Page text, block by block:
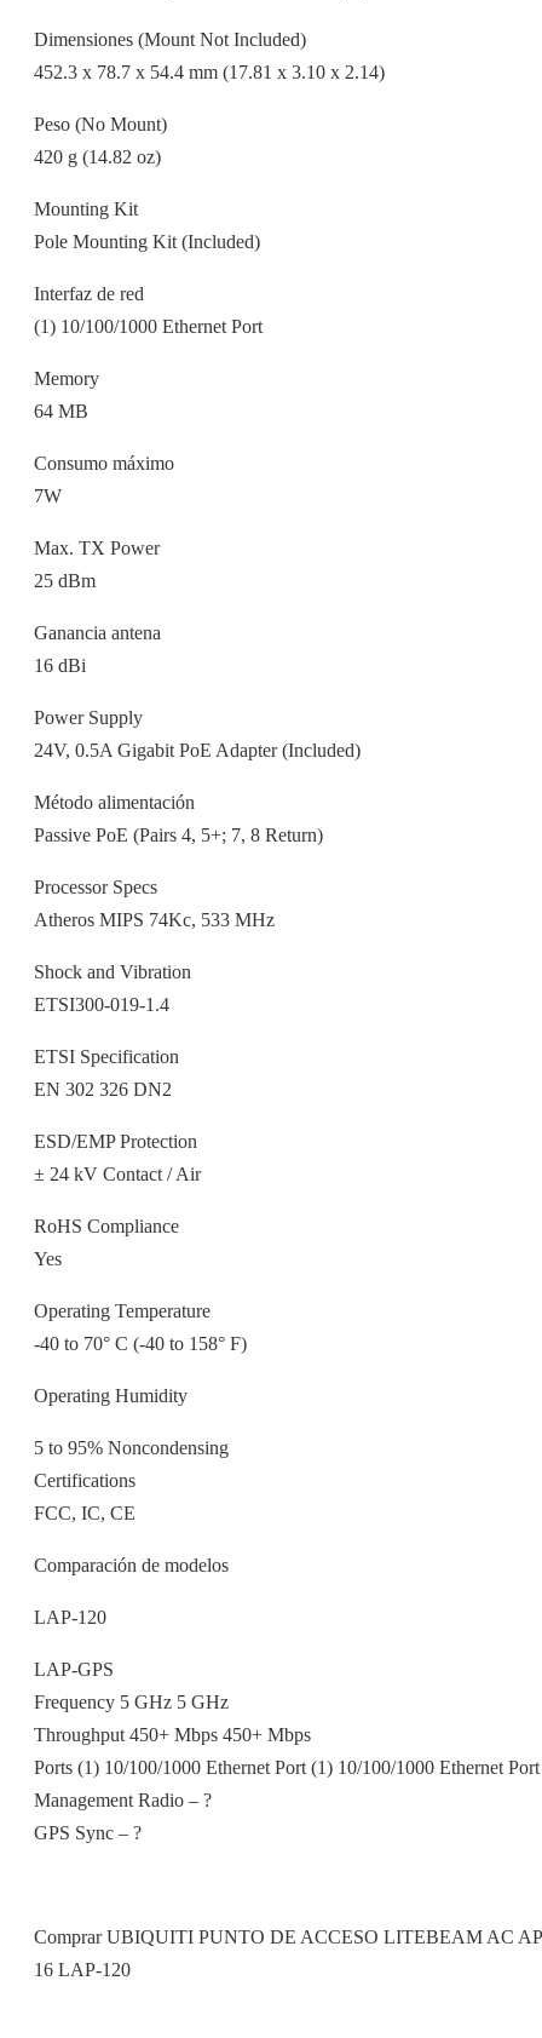
Dimensiones (Mount Not Included)
452.3 x 78.7 x 54.4 mm (17.81 x 3.10 x 2.14)
Peso (No Mount)
420 g (14.82 oz)
Mounting Kit
Pole Mounting Kit (Included)
Interfaz de red
(1) 10/100/1000 Ethernet Port
Memory
64 MB
Consumo máximo
7W
Max. TX Power
25 dBm
Ganancia antena
16 dBi
Power Supply
24V, 0.5A Gigabit PoE Adapter (Included)
Método alimentación
Passive PoE (Pairs 4, 5+; 7, 8 Return)
Processor Specs
Atheros MIPS 74Kc, 533 MHz
Shock and Vibration
ETSI300-019-1.4
ETSI Specification
EN 302 326 DN2
ESD/EMP Protection
± 24 kV Contact / Air
RoHS Compliance
Yes
Operating Temperature
-40 to 70° C (-40 to 158° F)
Operating Humidity
5 to 95% Noncondensing
Certifications
FCC, IC, CE
Comparación de modelos
LAP-120
LAP-GPS
Frequency 5 GHz 5 GHz
Throughput 450+ Mbps 450+ Mbps
Ports (1) 10/100/1000 Ethernet Port (1) 10/100/1000 Ethernet Port
Management Radio – ?
GPS Sync – ?
Comprar UBIQUITI PUNTO DE ACCESO LITEBEAM AC AP
16 LAP-120